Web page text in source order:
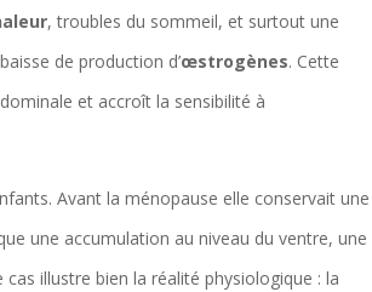
, troubles du sommeil, et surtout une
de production d’œstrogènes. Cette
et accroît la sensibilité à
Avant la ménopause elle conservait une
une accumulation au niveau du ventre, une
illustre bien la réalité physiologique : la